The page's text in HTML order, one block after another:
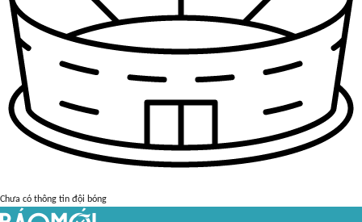
Chưa có thông tin đội bóng